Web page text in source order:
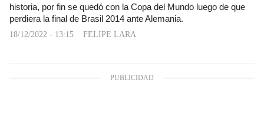
historia, por fin se quedó con la Copa del Mundo luego de que
perdiera la final de Brasil 2014 ante Alemania.
18/12/2022 - 13:15 FELIPE LARA